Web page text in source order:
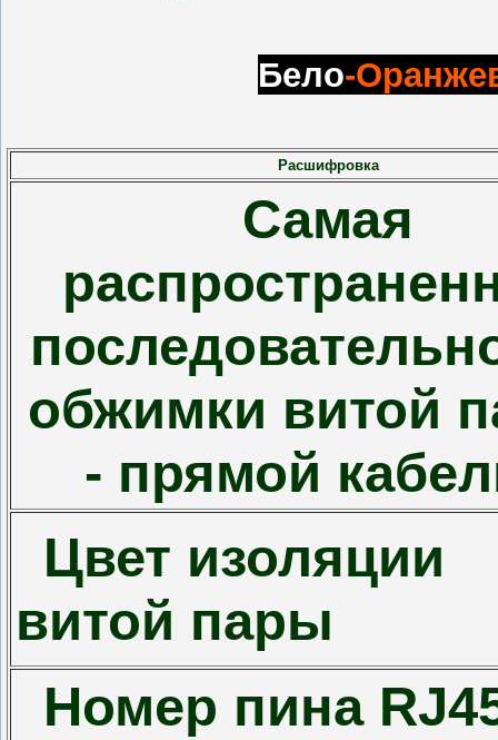
Бело-
Расшифровка
Самая
обжимки витой
- прямой
Цвет изоляции
витой пары
Номер пина